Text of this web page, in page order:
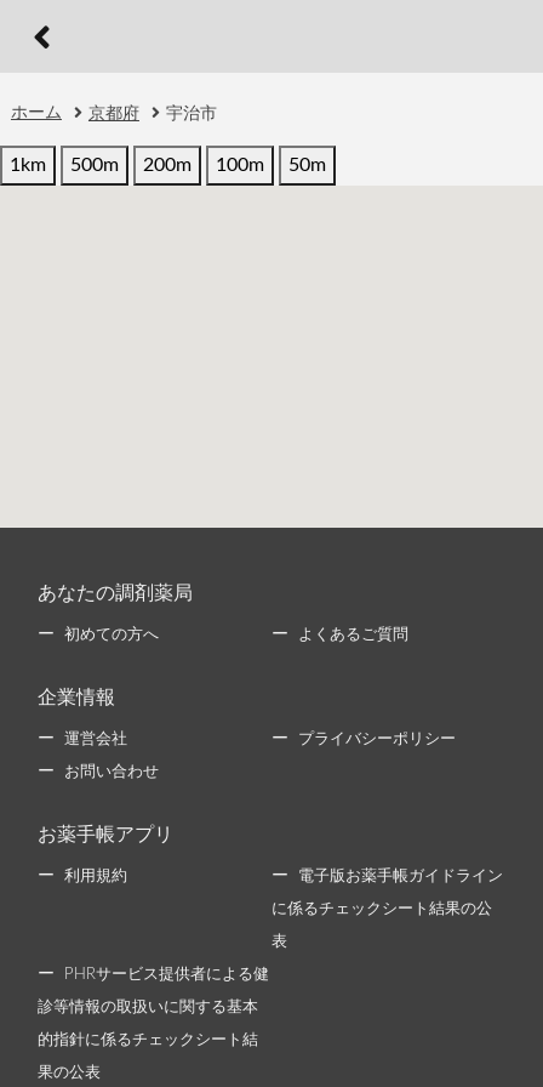
ホーム 京都府 宇治市
1km 500m 200m 100m 50m
あなたの調剤薬局
初めての方へ よくあるご質問
企業情報
運営会社 プライバシーポリシー
お問い合わせ
お薬手帳アプリ
利用規約 電子版お薬手帳ガイドライン
に係るチェックシート結果の公
表
PHRサービス提供者による健
診等情報の取扱いに関する基本
的指針に係るチェックシート結
果の公表